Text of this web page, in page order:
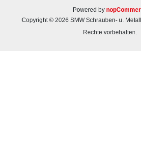
Powered by
Copyright © 2026 SMW Schrauben- u.
Rechte vorbehalten.